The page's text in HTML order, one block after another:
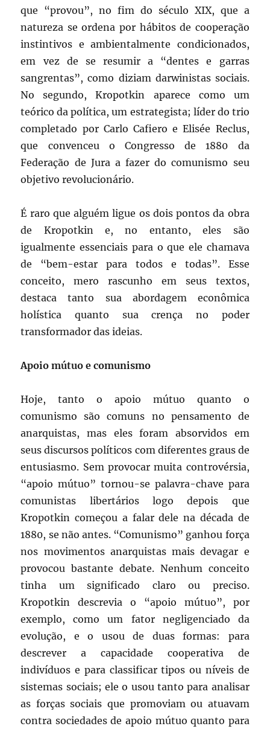
que “provou”, no fim do século XIX, que a
natureza se ordena por hábitos de cooperação
instintivos e ambientalmente condicionados,
em vez de se resumir a “dentes e garras
sangrentas”, como diziam darwinistas sociais.
No segundo, Kropotkin aparece como um
teórico da política, um estrategista; líder do trio
completado por Carlo Cafiero e Elisée Reclus,
que convenceu o Congresso de 1880 da
Federação de Jura a fazer do comunismo seu
objetivo revolucionário.
É raro que alguém ligue os dois pontos da obra
de Kropotkin e, no entanto, eles são
igualmente essenciais para o que ele chamava
de “bem-estar para todos e todas”. Esse
conceito, mero rascunho em seus textos,
destaca tanto sua abordagem econômica
holística quanto sua crença no poder
transformador das ideias.
Apoio mútuo e comunismo
Hoje, tanto o apoio mútuo quanto o
comunismo são comuns no pensamento de
anarquistas, mas eles foram absorvidos em
seus discursos políticos com diferentes graus de
entusiasmo. Sem provocar muita controvérsia,
“apoio mútuo” tornou-se palavra-chave para
comunistas libertários logo depois que
Kropotkin começou a falar dele na década de
1880, se não antes. “Comunismo” ganhou força
nos movimentos anarquistas mais devagar e
provocou bastante debate. Nenhum conceito
tinha um significado claro ou preciso.
Kropotkin descrevia o “apoio mútuo”, por
exemplo, como um fator negligenciado da
evolução, e o usou de duas formas: para
descrever a capacidade cooperativa de
indivíduos e para classificar tipos ou níveis de
sistemas sociais; ele o usou tanto para analisar
as forças sociais que promoviam ou atuavam
contra sociedades de apoio mútuo quanto para